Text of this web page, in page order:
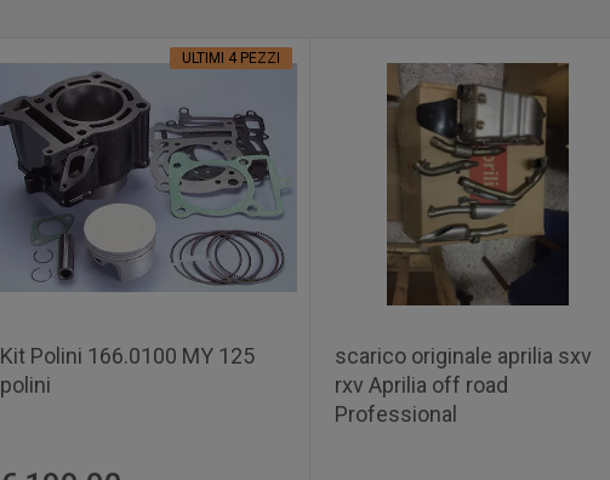
ULTIMI 4 PEZZI
Kit Polini 166.0100 MY 125
polini
scarico originale aprilia sxv
rxv Aprilia off road
Professional